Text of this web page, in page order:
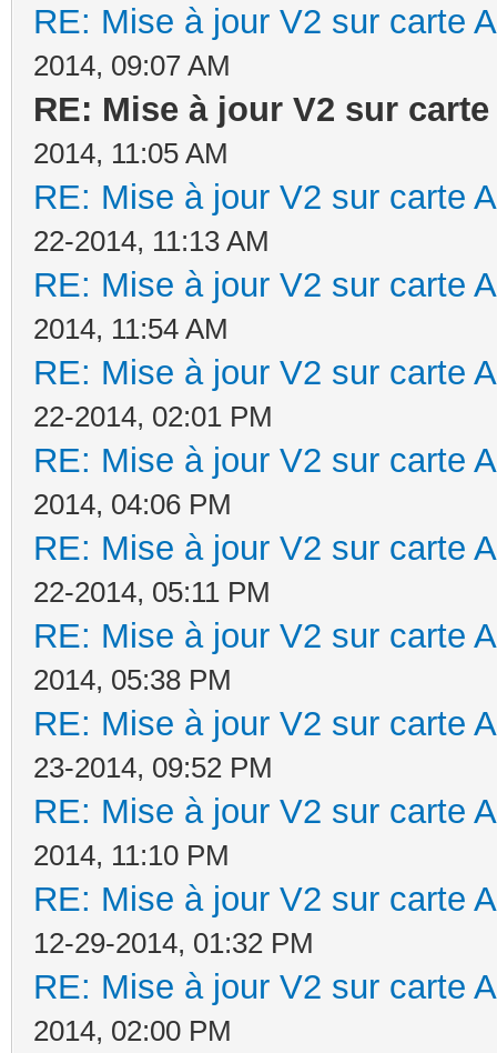
RE: Mise à jour V2 sur carte
2014, 09:07 AM
RE: Mise à jour V2 sur carte
2014, 11:05 AM
RE: Mise à jour V2 sur carte
22-2014, 11:13 AM
RE: Mise à jour V2 sur carte
2014, 11:54 AM
RE: Mise à jour V2 sur carte
22-2014, 02:01 PM
RE: Mise à jour V2 sur carte
2014, 04:06 PM
RE: Mise à jour V2 sur carte
22-2014, 05:11 PM
RE: Mise à jour V2 sur carte
2014, 05:38 PM
RE: Mise à jour V2 sur carte
23-2014, 09:52 PM
RE: Mise à jour V2 sur carte
2014, 11:10 PM
RE: Mise à jour V2 sur carte
12-29-2014, 01:32 PM
RE: Mise à jour V2 sur carte
2014, 02:00 PM